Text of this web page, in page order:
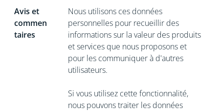
Avis et
commen
taires
Nous utilisons ces données
personnelles pour recueillir des
informations sur la valeur des produits
et services que nous proposons et
pour les communiquer à d'autres
utilisateurs.
Si vous utilisez cette fonctionnalité,
nous pouvons traiter les données